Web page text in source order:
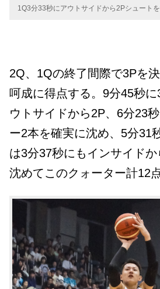
1Q3分33秒にアウトサイドから2Pシュート
2Q、1Qの終了間際で3Pを
呵成に得点する。9分45秒
ウトサイドから2P、6分23
ー2本を確実に沈め、5分31
は3分37秒にもインサイド
沈めてこのクォーター計12